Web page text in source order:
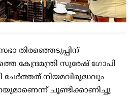
തിരഞ്ഞെടുപ്പിന്
കേന്ദ്രമന്ത്രി സുരേഷ് ഗോപി
ചേര്‍ത്തത് നിയമവിരുദ്ധവും
ചൂണ്ടിക്കാണിച്ചു